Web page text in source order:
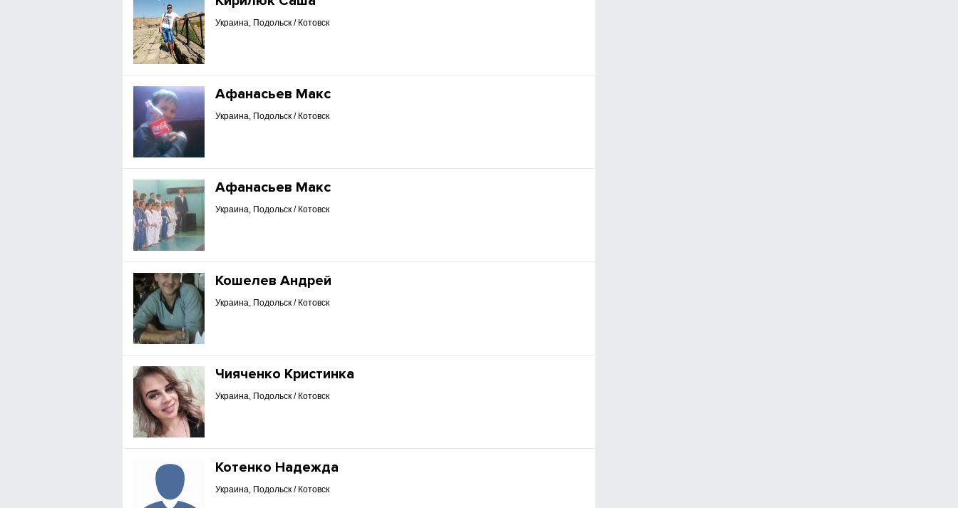
Украина, Подольск / Котовск
Афанасьев Макс
Украина, Подольск / Котовск
Афанасьев Макс
Украина, Подольск / Котовск
Кошелев Андрей
Украина, Подольск / Котовск
Чияченко Кристинка
Украина, Подольск / Котовск
Котенко Надежда
Украина, Подольск / Котовск